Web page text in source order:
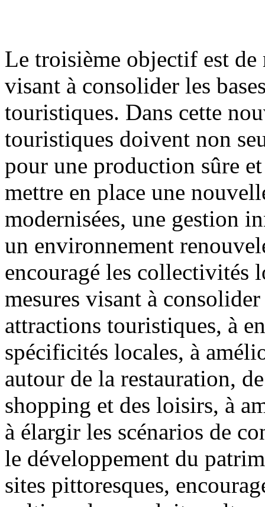
Le troisième objectif est de
visant à consolider les
touristiques. Dans cette
touristiques doivent non
pour une production sûre
mettre en place une
modernisées, une gestion
un environnement
encouragé les collectivités
mesures visant à
attractions touristiques, à
spécificités locales, à
autour de la restauration,
shopping et des loisirs, à
à élargir les scénarios de
le développement du
sites pittoresques,